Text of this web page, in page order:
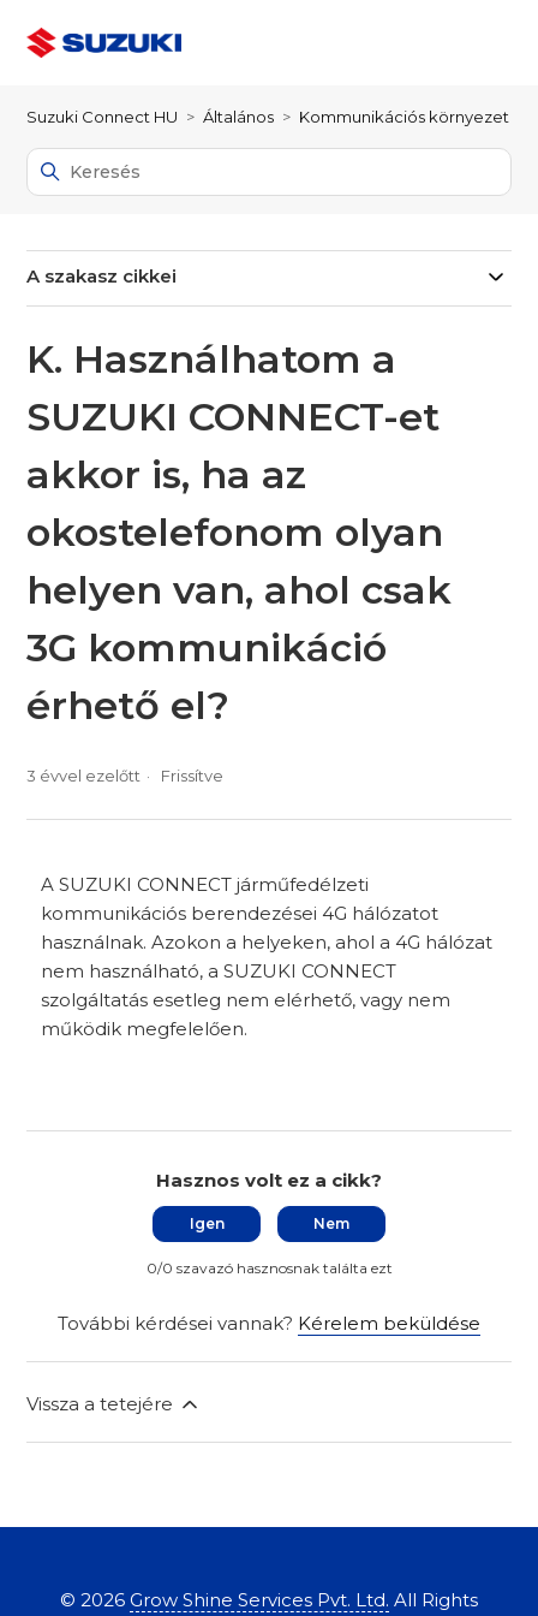
Suzuki Connect HU Általános Kommunikációs környezet
A szakasz cikkei
K. Használhatom a
SUZUKI CONNECT-et
akkor is, ha az
okostelefonom olyan
helyen van, ahol csak
3G kommunikáció
érhető el?
3 évvel ezelőtt Frissítve
A SUZUKI CONNECT járműfedélzeti
kommunikációs berendezései 4G hálózatot
használnak. Azokon a helyeken, ahol a 4G hálózat
nem használható, a SUZUKI CONNECT
szolgáltatás esetleg nem elérhető, vagy nem
működik megfelelően.
Hasznos volt ez a cikk?
Igen Nem
0/0 szavazó hasznosnak találta ezt
További kérdései vannak? Kérelem beküldése
Vissza a tetejére
© 2026 Grow Shine Services Pvt. Ltd. All Rights